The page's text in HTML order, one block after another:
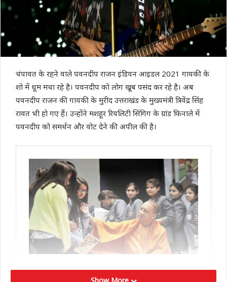
चंपावत के रहने वाले पवनदीप राजन इंडियन आइडल 2021 गायकी के
शो में धूम मचा रहे है। पवनदीप को लोग खूब पसंद कर रहे है। अब
पवनदीप राजन की गायकी के मुरीद उत्तराखंड के मुख्यमंत्री त्रिवेंद्र सिंह
रावत भी हो गए हैं। उन्होंने मशहूर रियलिटी सिंगिग के ग्रांड फिनाले में
पवनदीप को समर्थन और वोट देने की अपील की है।
Show More